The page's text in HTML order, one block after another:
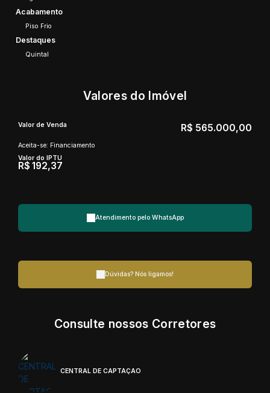
Acabamento
Piso Frio
Destaques
Quintal
Valores do Imóvel
R$ 565.000,00
Valor de Venda
Aceita-se: Financiamento
Valor do IPTU
R$ 192,37
Atendimento pelo WhatsApp
Dúvidas? Nós ligamos!
Consulte nossos Corretores
CENTRAL DE CAPTAÇÃO